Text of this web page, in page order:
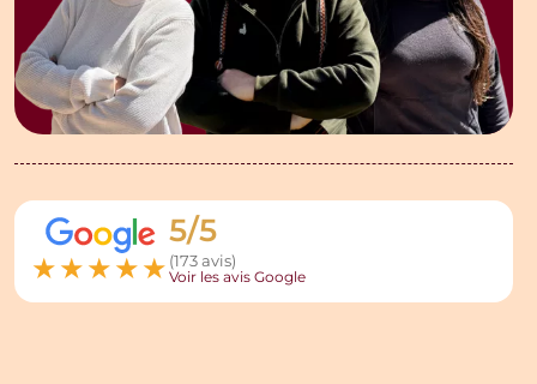
★★★★★
5/5
(173 avis)
Voir les avis Google